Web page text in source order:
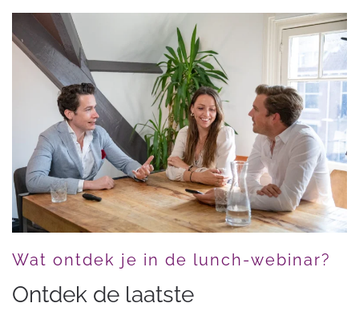
Wat ontdek je in de lunch-webinar?
Ontdek de laatste